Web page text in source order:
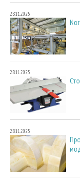
28.11.2025
28.11.2025
28.11.2025